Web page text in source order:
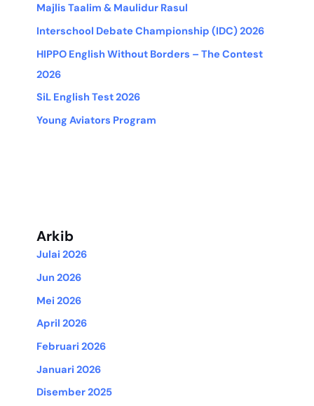
Majlis Taalim & Maulidur Rasul
Interschool Debate Championship (IDC) 2026
HIPPO English Without Borders – The Contest
2026
SiL English Test 2026
Young Aviators Program
Arkib
Julai 2026
Jun 2026
Mei 2026
April 2026
Februari 2026
Januari 2026
Disember 2025